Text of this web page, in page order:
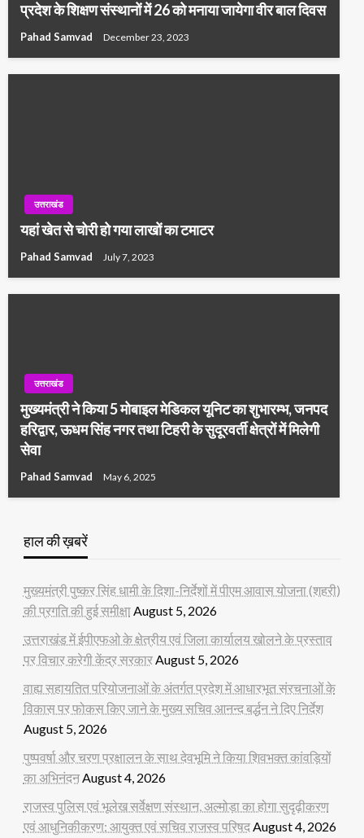
प्रदेश के शिक्षण संस्थानों में 26 को मनाया जायेगा वीर बाल दिवस
Pahad Samvad December 23, 2023
उत्तराखंड
यहां खेत से चोरी हो गया लाखों का टमाटर
Pahad Samvad July 7, 2023
उत्तराखंड
मुख्यमंत्री ने किया 5 मोबाइल मेडिकल यूनिट का शुभारम्भ, जनपद
हरिद्वार, ऊधम सिंह नगर तथा टिहरी के सुदूरवर्ती क्षेत्रों में मिलेगी
सेवा
Pahad Samvad May 6, 2025
हाल की ख़बरें
मुख्यमंत्री पुष्कर सिंह धामी के दिशा-निर्देशों में पीएम आवास योजना (शहरी)
की प्रगति की हुई समीक्षाAugust 5, 2026
उत्तराखंड में ईपीएफओ के क्षेत्रीय एवं जिला कार्यालय खोलने के प्रस्ताव
पर विचार करेगी केंद्र सरकारAugust 5, 2026
वाह्य सहायतित परियोजनाओं के अंतर्गत प्रदेश में आधारभूत संरचनाओं के
विकास पर फोकस किए जाने के मुख्य सचिव आनन्द बर्द्धन ने दिए निर्देश
August 5, 2026
पुष्पवर्षा और चरण प्रक्षालन के साथ देवभूमि ने किया शिवभक्त कांवड़ियों
का अभिनंदनAugust 4, 2026
राजस्व पुलिस एवं भूलेख सर्वेक्षण संस्थान, अल्मोड़ा का होगा सुदृढ़ीकरण
एवं आधुनिकीकरण: आयुक्त एवं सचिव राजस्व परिषदAugust 4, 2026